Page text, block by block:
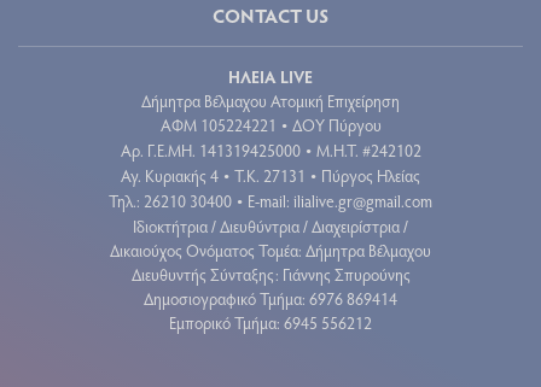
CONTACT US
ΗΛΕΙΑ LIVE
Δήμητρα Βέλμαχου Ατομική Επιχείρηση
ΑΦΜ 105224221 • ΔΟΥ Πύργου
Aρ. Γ.Ε.ΜΗ. 141319425000 • Μ.Η.Τ. #242102
Αγ. Κυριακής 4 • Τ.Κ. 27131 • Πύργος Ηλείας
Τηλ.: 26210 30400 • E-mail: ilialive.gr@gmail.com
Ιδιοκτήτρια / Διευθύντρια / Διαχειρίστρια /
Δικαιούχος Ονόματος Τομέα: Δήμητρα Βέλμαχου
Διευθυντής Σύνταξης: Γιάννης Σπυρούνης
Δημοσιογραφικό Τμήμα: 6976 869414
Εμπορικό Τμήμα: 6945 556212